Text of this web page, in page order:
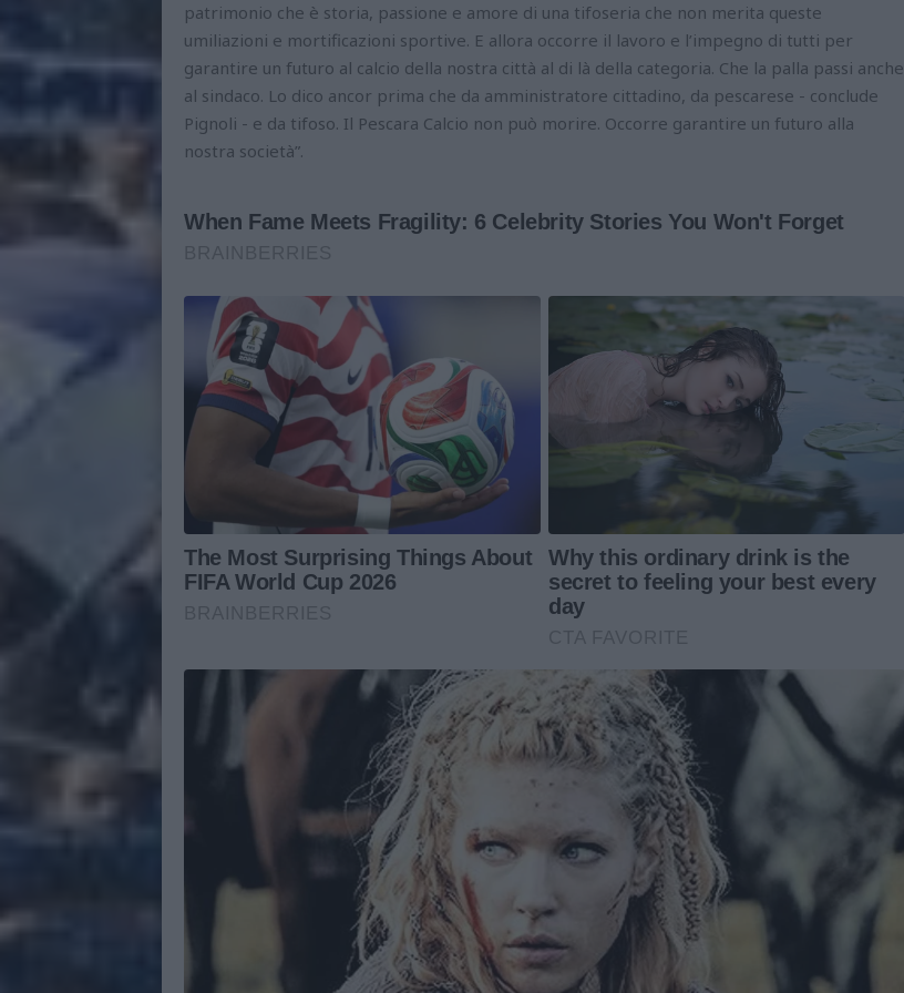
patrimonio che è storia, passione e amore di una tifoseria che non merita queste
umiliazioni e mortificazioni sportive. E allora occorre il lavoro e l’impegno di tutti per
garantire un futuro al calcio della nostra città al di là della categoria. Che la palla passi anche
al sindaco. Lo dico ancor prima che da amministratore cittadino, da pescarese - conclude
Pignoli - e da tifoso. Il Pescara Calcio non può morire. Occorre garantire un futuro alla
nostra società”.